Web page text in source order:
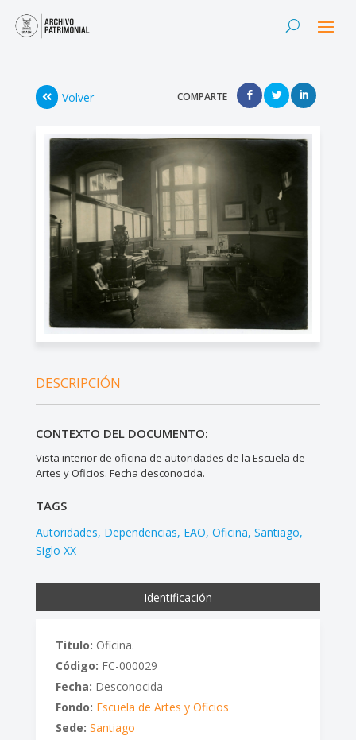
Volver COMPARTE
DESCRIPCIÓN
CONTEXTO DEL DOCUMENTO:
Vista interior de oficina de autoridades de la Escuela de
Artes y Oficios. Fecha desconocida.
TAGS
Autoridades Dependencias EAO Oficina Santiago
Siglo XX
Identificación
Titulo: Oficina.
Código: FC-000029
Fecha: Desconocida
Fondo: Escuela de Artes y Oficios
Sede: Santiago